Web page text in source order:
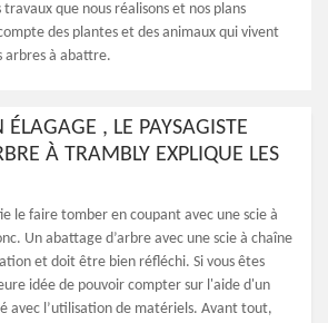
que nous réalisons et nos plans
des plantes et des animaux qui vivent
arbres à abattre.
, LE PAYSAGISTE
À TRAMBLY EXPLIQUE LES
le faire tomber en coupant avec une scie à
Un abattage d’arbre avec une scie à chaîne
et doit être bien réfléchi. Si vous êtes
idée de pouvoir compter sur l'aide d'un
avec l’utilisation de matériels. Avant tout,